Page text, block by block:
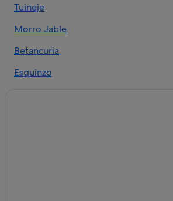
Tuineje
Morro Jable
Betancuria
Esquinzo